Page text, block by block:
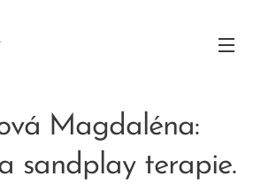
Magdaléna:
sandplay terapie.